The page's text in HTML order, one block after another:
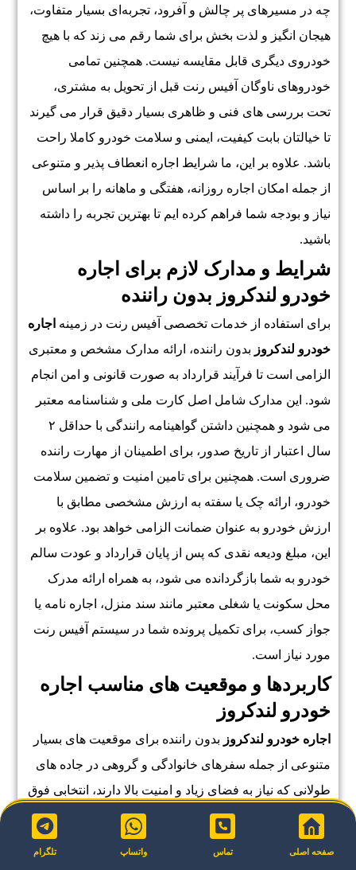
چه در مسیرهای پر چالش و آفرود، تجربه‌ای بسیار متفاوت،
هیجان انگیز و لذت بخش برای شما رقم می زند که با هیچ
خودروی دیگری قابل مقایسه نیست. همچنین تمامی
خودروهای ناوگان آفیس رنت قبل از تحویل به مشتری،
تحت بررسی های فنی و ظاهری بسیار دقیق قرار می گیرند
تا خیالتان بابت کیفیت، ایمنی و سلامت خودرو کاملا راحت
باشد. علاوه بر این، ما شرایط اجاره انعطاف پذیر و متنوعی
از جمله امکان اجاره روزانه، هفتگی و ماهانه را بر اساس
نیاز و بودجه شما فراهم کرده ایم تا بهترین تجربه را داشته
باشید.
شرایط و مدارک لازم برای اجاره
خودرو لندکروز بدون راننده
برای استفاده از خدمات تخصصی آفیس رنت در زمینه اجاره
خودرو لندکروز بدون راننده، ارائه مدارک مشخص و معتبری
الزامی است تا فرآیند قرارداد به صورت قانونی و امن انجام
شود. این مدارک شامل اصل کارت ملی و شناسنامه معتبر
می شود و همچنین داشتن گواهینامه رانندگی با حداقل ۲
سال اعتبار از تاریخ صدور، برای اطمینان از مهارت راننده
ضروری است. همچنین برای تامین امنیت و تضمین سلامت
خودرو، ارائه چک یا سفته به ارزش مشخصی مطابق با
ارزش خودرو به عنوان ضمانت الزامی خواهد بود. علاوه بر
این، مبلغ ودیعه نقدی که پس از پایان قرارداد و عودت سالم
خودرو به شما بازگردانده می شود، به همراه ارائه مدرک
محل سکونت یا شغلی معتبر مانند سند منزل، اجاره نامه یا
جواز کسب، برای تکمیل پرونده شما در سیستم آفیس رنت
مورد نیاز است.
کاربردها و موقعیت های مناسب اجاره
خودرو لندکروز
اجاره خودرو لندکروز بدون راننده برای موقعیت های بسیار
متنوعی از جمله سفرهای خانوادگی و گروهی در جاده های
طولانی که نیاز به فضای زیاد و امنیت بالا دارند، انتخابی فوق
العاده است. این خودرو همچنین برای سفرهای کاری و
رسمی که هدف از آن افزایش پرستیژ و حضور باشکوه در
صفحه اصلی تماس واتساپ تلگرام